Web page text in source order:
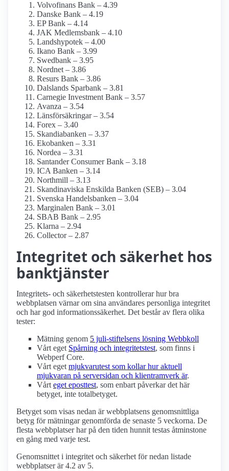
Volvofinans Bank – 4.39
Danske Bank – 4.19
EP Bank – 4.14
JAK Medlemsbank – 4.10
Landshypotek – 4.00
Ikano Bank – 3.99
Swedbank – 3.95
Nordnet – 3.86
Resurs Bank – 3.86
Dalslands Sparbank – 3.81
Carnegie Investment Bank – 3.57
Avanza – 3.54
Länsförsäkringar – 3.54
Forex – 3.40
Skandiabanken – 3.37
Ekobanken – 3.31
Nordea – 3.31
Santander Consumer Bank – 3.18
ICA Banken – 3.14
Northmill – 3.13
Skandinaviska Enskilda Banken (SEB) – 3.04
Svenska Handelsbanken – 3.04
Marginalen Bank – 3.01
SBAB Bank – 2.95
Klarna – 2.94
Collector – 2.87
Integritet och säkerhet hos
banktjänster
Integritets- och säkerhetstesten kontrollerar hur bra
webbplatsen värnar om sina användares personliga integritet
och har god informations­säkerhet. Det består av flera olika
tester:
Mätning genom 5 juli-stiftelsens lösning Webbkoll
Vårt eget Spårning och integritetstest, som finns i
Webperf Core.
Vårt eget mjukvarutest som kollar hur aktuell
mjukvaran på serversidan och klient­ramverk är.
Vårt eget eposttest, som enbart påverkar det här
betyget, inte totalbetyget.
Betyget som visas nedan är webbplatsens genomsnittliga
betyg för mätningar genomförda de senaste 5 veckorna. De
flesta webbplatser har på den tiden hunnit testas åtminstone
en gång med varje test.
Genomsnittet i integritet och säkerhet för nedan listade
webbplatser är 4.2 av 5.